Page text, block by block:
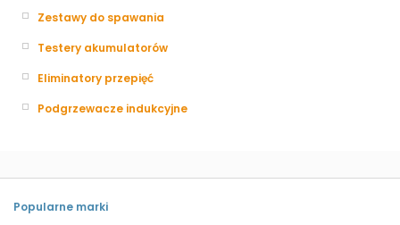
Zestawy do spawania
Testery akumulatorów
Eliminatory przepięć
Podgrzewacze indukcyjne
Popularne marki